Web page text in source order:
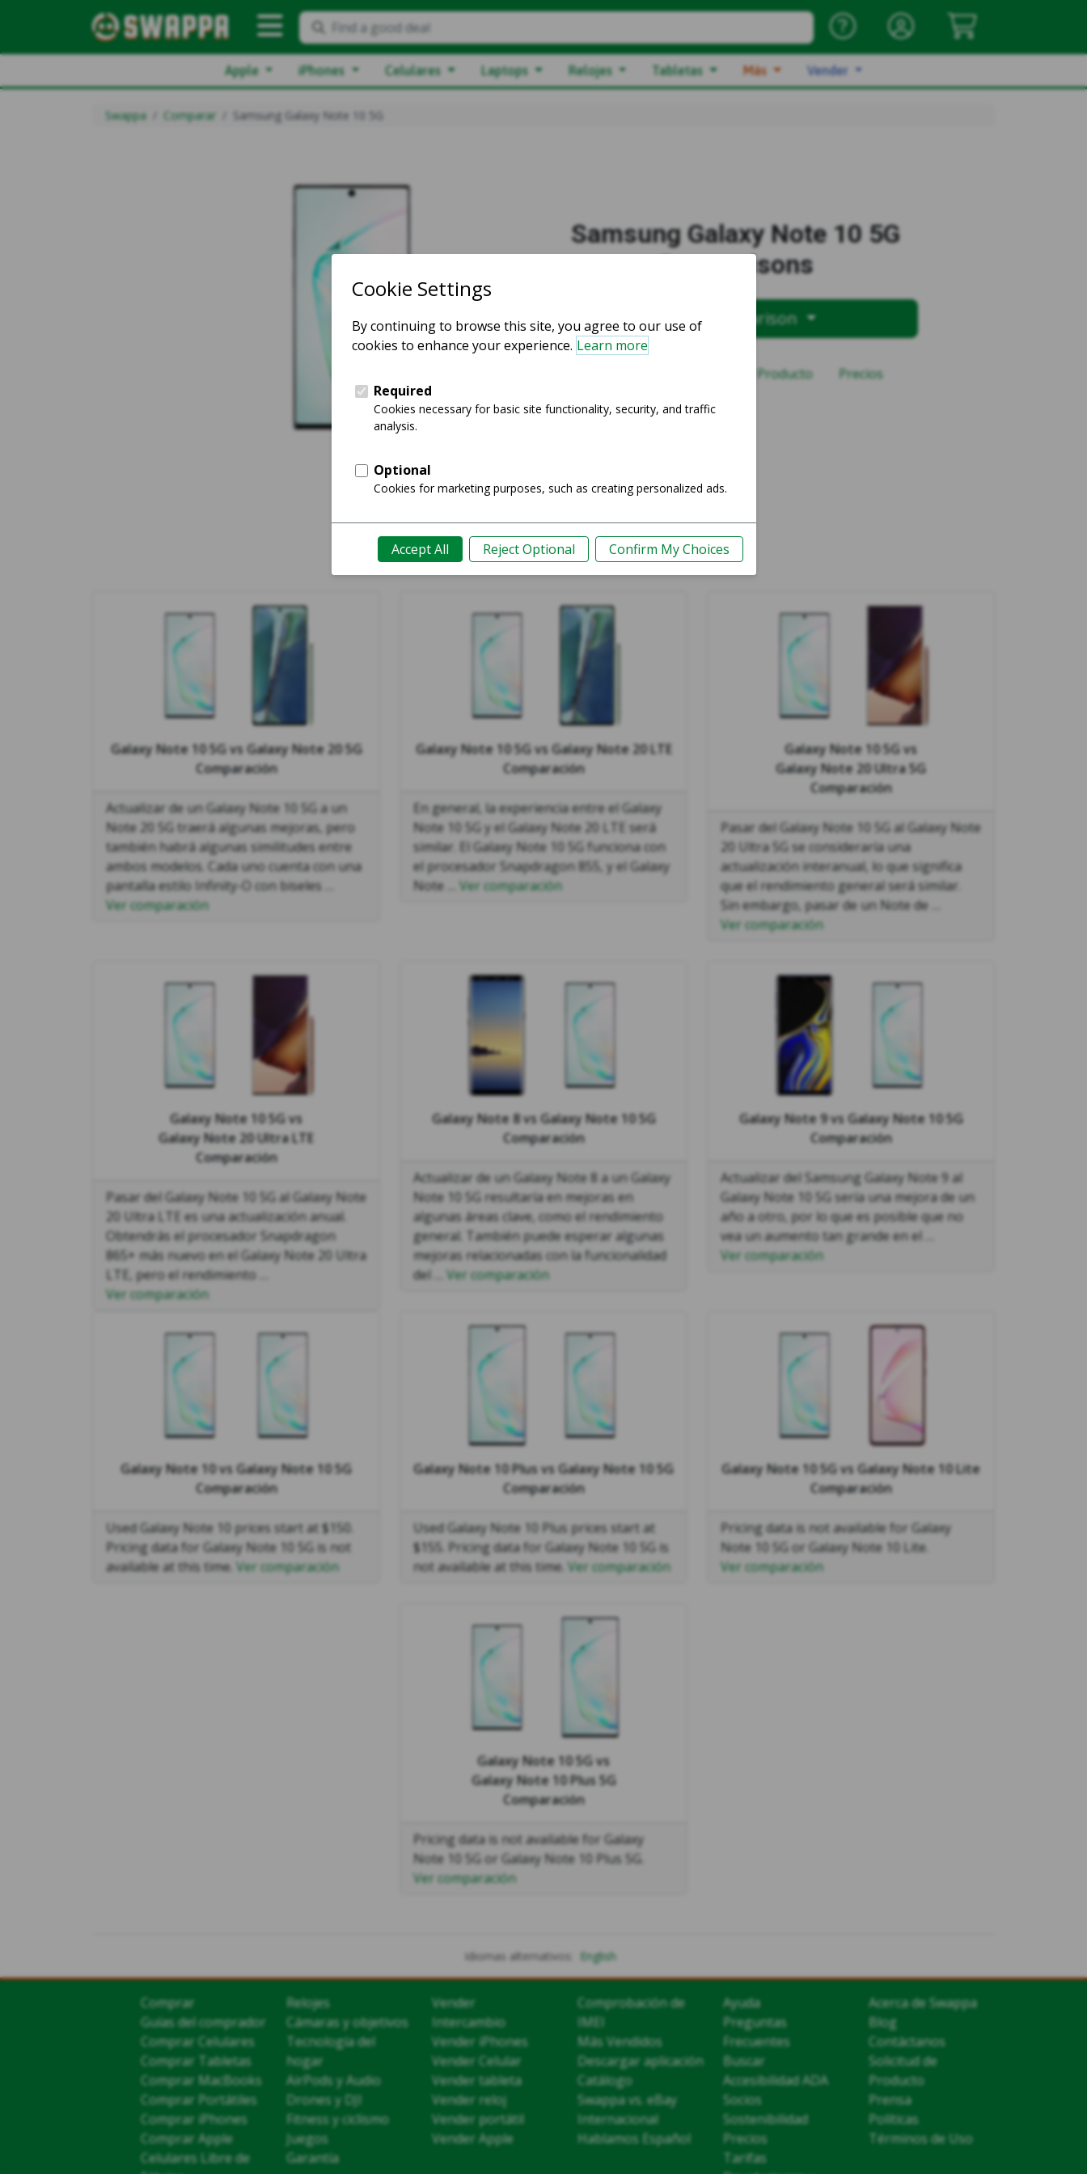
Find a good deal
Apple iPhones Celulares Laptops Relojes Tabletas Más Vender
Swappa Comparar Samsung Galaxy Note 10 5G
Samsung Galaxy Note 10 5G
Comparisons
Select Comparison
Guía de Producto Precios
Galaxy Note 10 5GvsGalaxy Note 20 5G
Comparación
Actualizar de un Galaxy Note 10 5G a un
Note 20 5G traerá algunas mejoras, pero
también habrá algunas similitudes entre
ambos modelos. Cada uno cuenta con una
pantalla estilo Infinity-O con biseles …
Ver comparación
Galaxy Note 10 5GvsGalaxy Note 20 LTE
Comparación
En general, la experiencia entre el Galaxy
Note 10 5G y el Galaxy Note 20 LTE será
similar. El Galaxy Note 10 5G funciona con
el procesador Snapdragon 855, y el Galaxy
Note … Ver comparación
Galaxy Note 10 5Gvs
Galaxy Note 20 Ultra 5G
Comparación
Pasar del Galaxy Note 10 5G al Galaxy Note
20 Ultra 5G se consideraría una
actualización interanual, lo que significa
que el rendimiento general será similar.
Sin embargo, pasar de un Note de …
Ver comparación
Galaxy Note 10 5Gvs
Galaxy Note 20 Ultra LTE
Comparación
Pasar del Galaxy Note 10 5G al Galaxy Note
20 Ultra LTE es una actualización anual.
Obtendrás el procesador Snapdragon
865+ más nuevo en el Galaxy Note 20 Ultra
LTE, pero el rendimiento …
Ver comparación
Galaxy Note 8vsGalaxy Note 10 5G
Comparación
Actualizar de un Galaxy Note 8 a un Galaxy
Note 10 5G resultaría en mejoras en
algunas áreas clave, como el rendimiento
general. También puede esperar algunas
mejoras relacionadas con la funcionalidad
del … Ver comparación
Galaxy Note 9vsGalaxy Note 10 5G
Comparación
Actualizar del Samsung Galaxy Note 9 al
Galaxy Note 10 5G sería una mejora de un
año a otro, por lo que es posible que no
vea un aumento tan grande en el …
Ver comparación
Galaxy Note 10vsGalaxy Note 10 5G
Comparación
Used Galaxy Note 10 prices start at $150.
Pricing data for Galaxy Note 10 5G is not
available at this time. Ver comparación
Galaxy Note 10 PlusvsGalaxy Note 10 5G
Comparación
Used Galaxy Note 10 Plus prices start at
$155. Pricing data for Galaxy Note 10 5G is
not available at this time. Ver comparación
Galaxy Note 10 5GvsGalaxy Note 10 Lite
Comparación
Pricing data is not available for Galaxy
Note 10 5G or Galaxy Note 10 Lite.
Ver comparación
Galaxy Note 10 5Gvs
Galaxy Note 10 Plus 5G
Comparación
Pricing data is not available for Galaxy
Note 10 5G or Galaxy Note 10 Plus 5G.
Ver comparación
Idiomas alternativos: English
Comprar
Guías del comprador
Comprar Celulares
Comprar Tabletas
Comprar MacBooks
Comprar Portátiles
Comprar iPhones
Comprar Apple
Celulares Libre de
Relojes
Cámaras y objetivos
Tecnología del
hogar
AirPods y Audio
Drones y DJI
Fitness y ciclismo
Juegos
Garantía
Vender
Intercambio
Vender iPhones
Vender Celular
Vender tableta
Vender reloj
Vender portátil
Vender Apple
Comprobación de
IMEI
Más Vendidos
Descargar aplicación
Catálogo
Swappa vs. eBay
Internacional
Hablamos Español
Ayuda
Preguntas
Frecuentes
Buscar
Accesibilidad ADA
Socios
Sostenibilidad
Precios
Tarifas
Acerca de Swappa
Blog
Contáctanos
Solicitud de
Producto
Prensa
Políticas
Términos de Uso